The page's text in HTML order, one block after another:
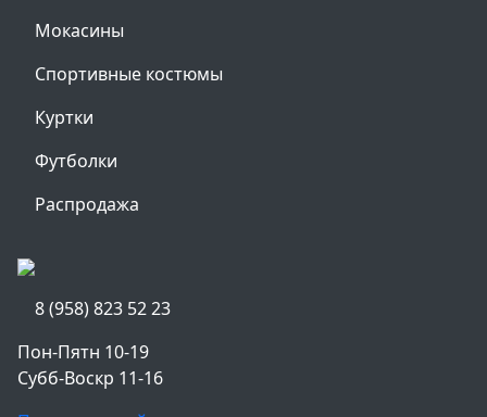
Мокасины
Спортивные костюмы
Куртки
Футболки
Распродажа
8 (958) 823 52 23
Пон-Пятн 10-19
Субб-Воскр 11-16